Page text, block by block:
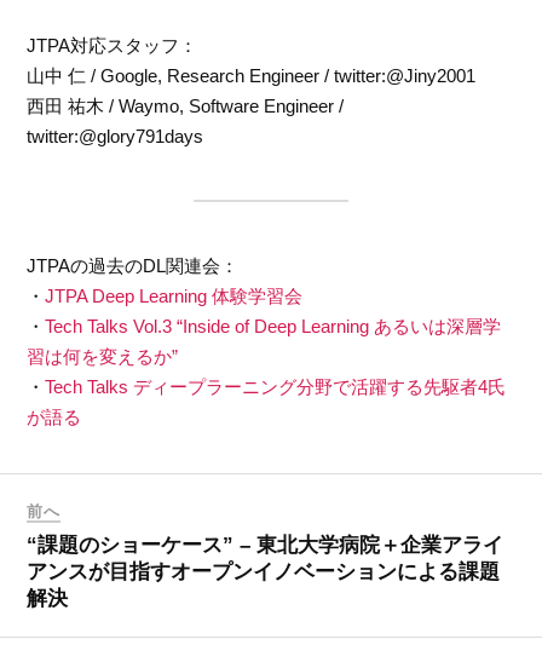
JTPA対応スタッフ：
山中 仁 / Google, Research Engineer / twitter:@Jiny2001
西田 祐木 / Waymo, Software Engineer /
twitter:@glory791days
JTPAの過去のDL関連会：
・JTPA Deep Learning 体験学習会
・Tech Talks Vol.3 “Inside of Deep Learning あるいは深層学
習は何を変えるか”
・Tech Talks ディープラーニング分野で活躍する先駆者­4氏
が語る
前へ
“課題のショーケース” – 東北大学病院＋企業アライ
アンスが目指すオープンイノベーションによる課題
解決